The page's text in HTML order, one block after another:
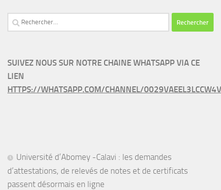
Rechercher :
SUIVEZ NOUS SUR NOTRE CHAINE WHATSAPP VIA CE
LIEN
HTTPS://WHATSAPP.COM/CHANNEL/
Université d’Abomey -Calavi : les demandes
d’attestations, de relevés de notes et de certificats
passent désormais en ligne